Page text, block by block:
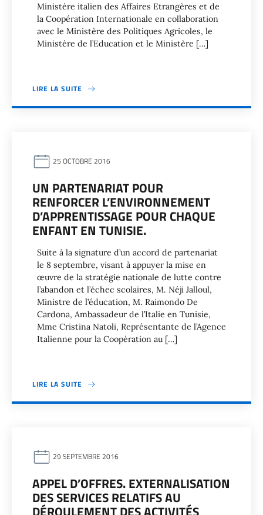
Ministère italien des Affaires Etrangères et de
la Coopération Internationale en collaboration
avec le Ministère des Politiques Agricoles, le
Ministère de l’Education et le Ministère […]
LIRE LA SUITE
25 OCTOBRE 2016
UN PARTENARIAT POUR
RENFORCER L’ENVIRONNEMENT
D’APPRENTISSAGE POUR CHAQUE
ENFANT EN TUNISIE.
Suite à la signature d’un accord de partenariat
le 8 septembre, visant à appuyer la mise en
œuvre de la stratégie nationale de lutte contre
l’abandon et l’échec scolaires, M. Néji Jalloul,
Ministre de l’éducation, M. Raimondo De
Cardona, Ambassadeur de l’Italie en Tunisie,
Mme Cristina Natoli, Représentante de l’Agence
Italienne pour la Coopération au […]
LIRE LA SUITE
29 SEPTEMBRE 2016
APPEL D’OFFRES. EXTERNALISATION
DES SERVICES RELATIFS AU